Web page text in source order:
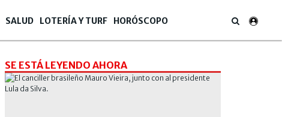
SALUD LOTERÍA Y TURF HORÓSCOPO
SE ESTÁ LEYENDO AHORA